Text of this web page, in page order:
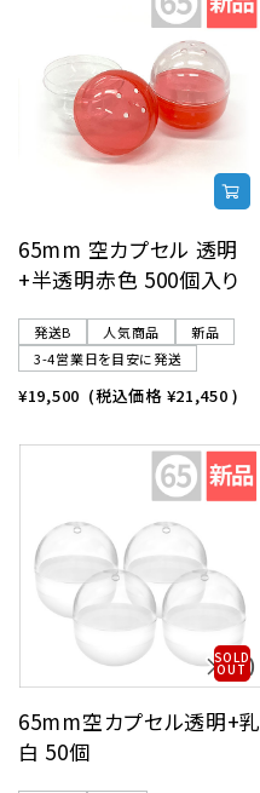
65mm 空カプセル 透明
+半透明赤色 500個入り
発送B 人気商品
新品
3-4営業日を目安に発送
¥19,500 (税込価格 ¥21,450 )
SOLD
OUT
65mm空カプセル透明+乳
白 50個